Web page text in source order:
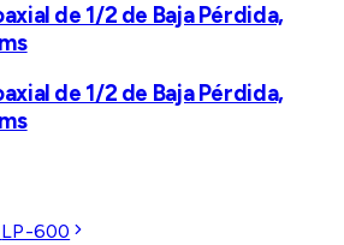
de 1/2 de Baja Pérdida,
de 1/2 de Baja Pérdida,
LP-600